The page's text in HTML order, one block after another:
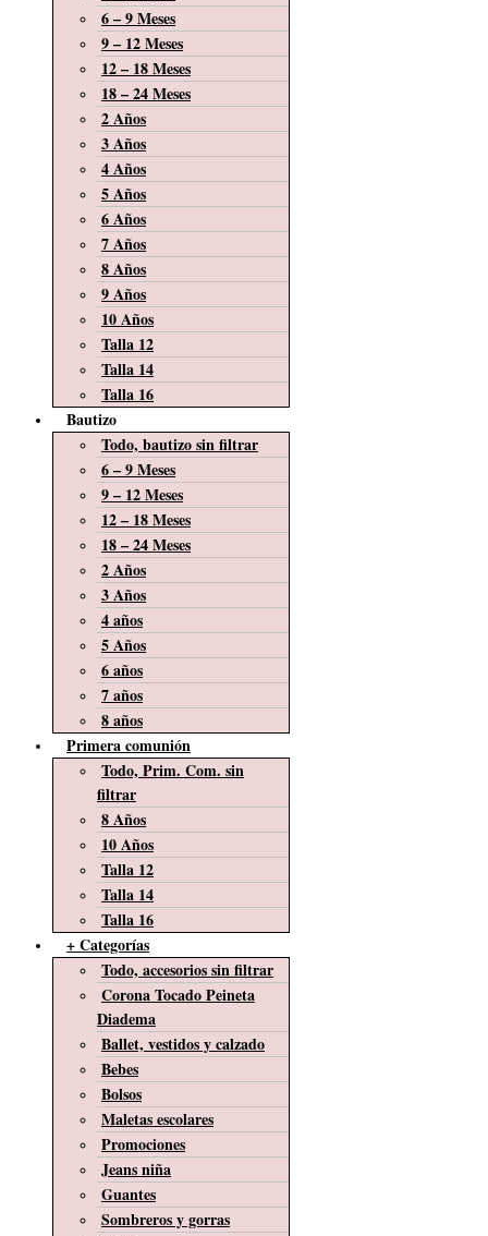
6 – 9 Meses
9 – 12 Meses
12 – 18 Meses
18 – 24 Meses
2 Años
3 Años
4 Años
5 Años
6 Años
7 Años
8 Años
9 Años
10 Años
Talla 12
Talla 14
Talla 16
Bautizo
Todo, bautizo sin filtrar
6 – 9 Meses
9 – 12 Meses
12 – 18 Meses
18 – 24 Meses
2 Años
3 Años
4 años
5 Años
6 años
7 años
8 años
Primera comunión
Todo, Prim. Com. sin
filtrar
8 Años
10 Años
Talla 12
Talla 14
Talla 16
+ Categorías
Todo, accesorios sin filtrar
Corona Tocado Peineta
Diadema
Ballet, vestidos y calzado
Bebes
Bolsos
Maletas escolares
Promociones
Jeans niña
Guantes
Sombreros y gorras